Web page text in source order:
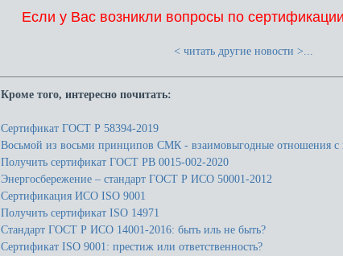
Если у Вас возникли вопросы по
< читать другие новости >...
Кроме того, интересно почитать:
Сертификат ГОСТ Р 58394-2019
Восьмой из восьми принципов СМК - взаимовыгодные отношения с
Получить сертификат ГОСТ РВ 0015-002-2020
Энергосбережение – стандарт ГОСТ Р ИСО 50001-2012
Сертификация ИСО ISO 9001
Получить сертификат ISO 14971
Стандарт ГОСТ Р ИСО 14001-2016: быть иль не быть?
Сертификат ISO 9001: престиж или ответственность?